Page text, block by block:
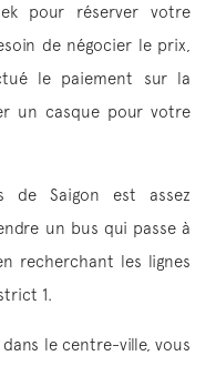
pour réserver votre
de négocier le prix,
le paiement sur la
un casque pour votre
Saigon est assez
un bus qui passe à
recherchant les lignes
1.
le centre-ville, vous